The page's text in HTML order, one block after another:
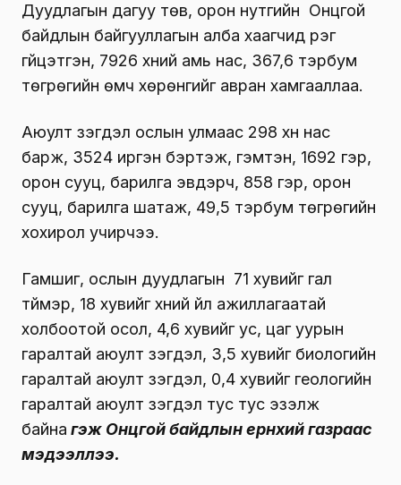
Дуудлагын дагуу төв, орон нутгийн Онцгой
байдлын байгууллагын алба хаагчид үүрэг
гүйцэтгэн, 7926 хүний амь нас, 367,6 тэрбум
төгрөгийн өмч хөрөнгийг авран хамгааллаа.
Аюулт үзэгдэл ослын улмаас 298 хүн нас
барж, 3524 иргэн бэртэж, гэмтэн, 1692 гэр,
орон сууц, барилга эвдэрч, 858 гэр, орон
сууц, барилга шатаж, 49,5 тэрбум төгрөгийн
хохирол учирчээ.
Гамшиг, ослын дуудлагын 71 хувийг гал
түймэр, 18 хувийг хүний үйл ажиллагаатай
холбоотой осол, 4,6 хувийг ус, цаг уурын
гаралтай аюулт үзэгдэл, 3,5 хувийг биологийн
гаралтай аюулт үзэгдэл, 0,4 хувийг геологийн
гаралтай аюулт үзэгдэл тус тус эзэлж
байна гэж Онцгой байдлын ерөнхий газраас
мэдээллээ.